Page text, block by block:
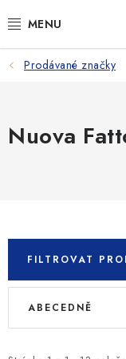
na
PSI
PRO CHOVATELE
NA NEMOCI
Prodávané značky
Nuova
FILTROVAT
V
Ř ABECEDNĚ